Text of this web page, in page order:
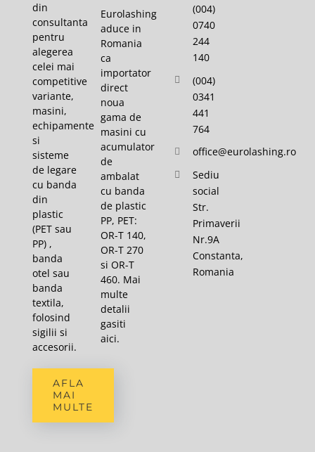
din
consultanta
pentru
alegerea
celei mai
competitive
variante,
masini,
echipamente
si
sisteme
de legare
cu banda
din
plastic
(PET sau
PP) ,
banda
otel sau
banda
textila,
folosind
sigilii si
accesorii.
AFLA
MAI
MULTE
Eurolashing
aduce in
Romania
ca
importator
direct
noua
gama de
masini cu
acumulator
de
ambalat
cu banda
de plastic
PP, PET:
OR-T 140,
OR-T 270
si OR-T
460. Mai
multe
detalii
gasiti
aici.
(004)
0740
244
140
(004)
0341
441
764
office@eurolashing.ro
Sediu
social
Str.
Primaverii
Nr.9A
Constanta,
Romania